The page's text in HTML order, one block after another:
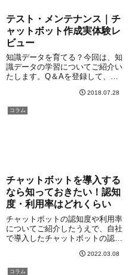
テスト・メンテナンス｜チ
ャットボット作成実体験レ
ビュー
知識データを育てる？今回は、知
識データの学習についてご紹介い
たします。Q＆Aを登録して、回
る程度の対応はできるようになり
ました。上司が言うには、
CAIWAプラットフォームには
2018.07.28
コラム
チャットボットを導入する
なら知っておきたい！認知
度・利用率はどれくらい
チャットボットの認知度や利用率
についてご紹介したうえで、自社
で導入したチャットボットの認知
2022.03.08
コラム